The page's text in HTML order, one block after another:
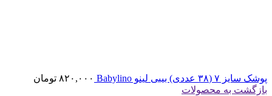
پوشک سایز ۷ (۳۸ عددی) بیبی لینو Babylino ۸۲۰,۰۰۰ تومان
بازگشت به محصولات